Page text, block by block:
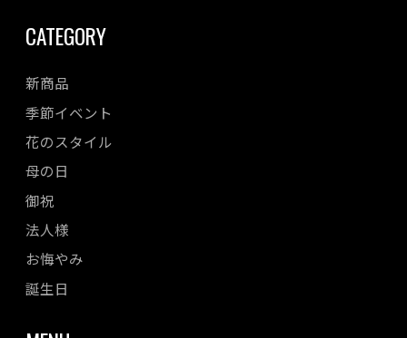
CATEGORY
新商品
季節イベント
花のスタイル
母の日
御祝
法人様
お悔やみ
誕生日